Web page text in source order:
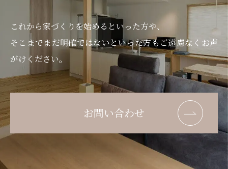
これから家づくりを始めるといった方や、
そこまでまだ明確ではないといった方もご遠慮なくお声
がけください。
お問い合わせ